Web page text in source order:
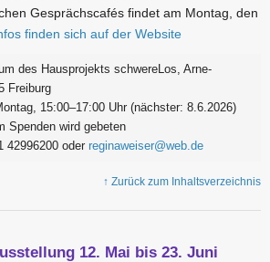
Gesprächscafés findet am Montag, den
finden sich auf der Website
des Hausprojekts schwereLos, Arne-
Freiburg
15:00–17:00 Uhr (nächster: 8.6.2026)
Spenden wird gebeten
42996200 oderreginaweiser@web.de
↑ Zurück zum Inhaltsverzeichnis
12. Mai bis 23. Juni